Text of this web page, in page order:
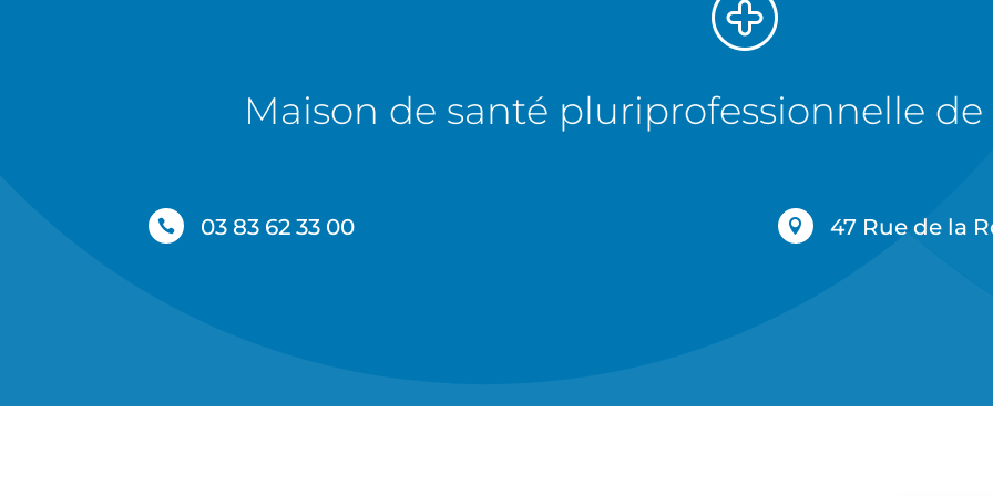
Maison de santé pluriprofessionnelle
 03 83 62 33 00  47 Rue de la